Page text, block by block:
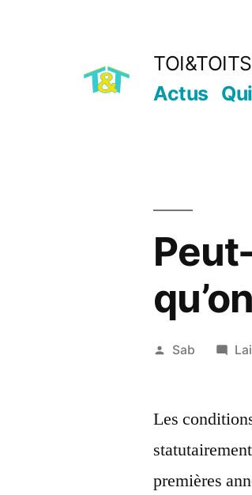
TOI&TOITS
Actus
Publié
Sab
2018
Les
premières